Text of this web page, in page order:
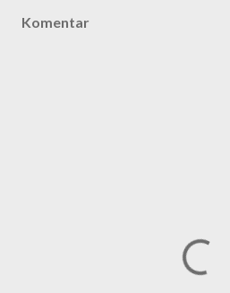
Komentar